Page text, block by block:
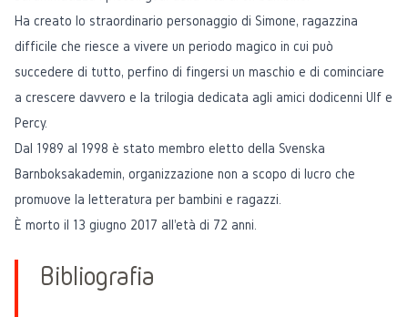
Ha creato lo straordinario personaggio di Simone, ragazzina
difficile che riesce a vivere un periodo magico in cui può
succedere di tutto, perfino di fingersi un maschio e di cominciare
a crescere davvero e la trilogia dedicata agli amici dodicenni Ulf e
Percy.
Dal 1989 al 1998 è stato membro eletto della Svenska
Barnboksakademin, organizzazione non a scopo di lucro che
promuove la letteratura per bambini e ragazzi.
È morto il 13 giugno 2017 all'età di 72 anni.
Bibliografia